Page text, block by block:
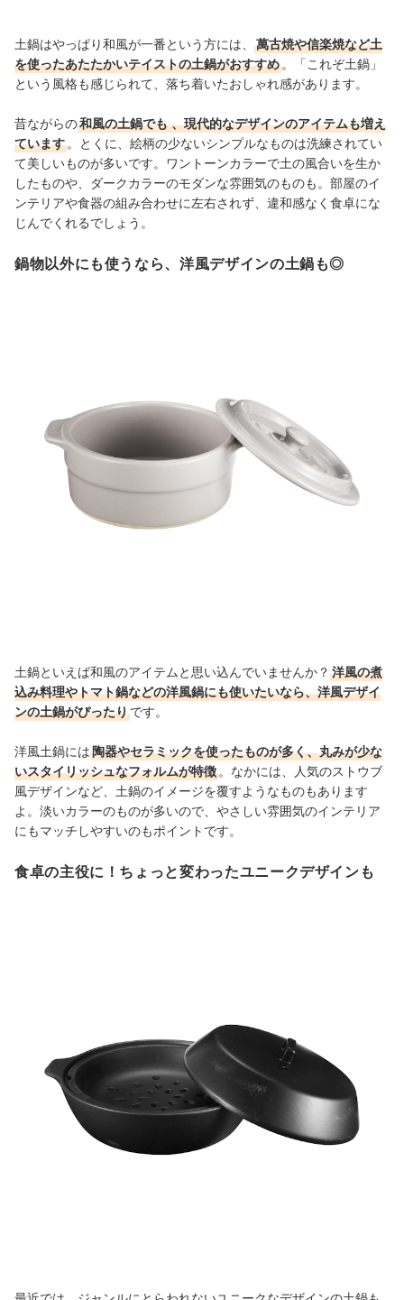
土鍋はやっぱり和風が一番という方には、
萬古焼や信楽焼など土
を使ったあたたかいテイストの土鍋がおすすめ 。「これぞ土鍋」
という風格も感じられて、落ち着いたおしゃれ感があります。
昔ながらの和風の土鍋でも 、現代的なデザインのアイテムも増え
ています 。とくに、絵柄の少ないシンプルなものは洗練されてい
て美しいものが多いです。ワントーンカラーで土の風合いを生か
したものや、ダークカラーのモダンな雰囲気のものも。部屋のイ
ンテリアや食器の組み合わせに左右されず、違和感なく食卓にな
じんでくれるでしょう。
鍋物以外にも使うなら、洋風デザインの土鍋も◎
土鍋といえば和風のアイテムと思い込んでいませんか？ 洋風の煮
込み料理やトマト鍋などの洋風鍋にも使いたいなら、洋風デザイ
ンの土鍋がぴったりです。
洋風土鍋には陶器やセラミックを使ったものが多く、丸みが少な
いスタイリッシュなフォルムが特徴 。なかには、人気のストウブ
風デザインなど、土鍋のイメージを覆すようなものもあります
よ。淡いカラーのものが多いので、やさしい雰囲気のインテリア
にもマッチしやすいのもポイントです。
食卓の主役に！ちょっと変わったユニークデザインも